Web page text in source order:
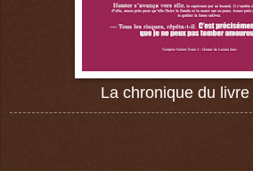
La chronique du livre